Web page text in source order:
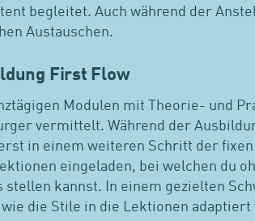
begleitet. Auch während der
Austauschen.
First Flow
Modulen mit Theorie- und
vermittelt. Während der
in einem weiteren Schritt der
eingeladen, bei welchen du
stellen kannst. In einem gezielten
die Stile in die Lektionen adaptiert